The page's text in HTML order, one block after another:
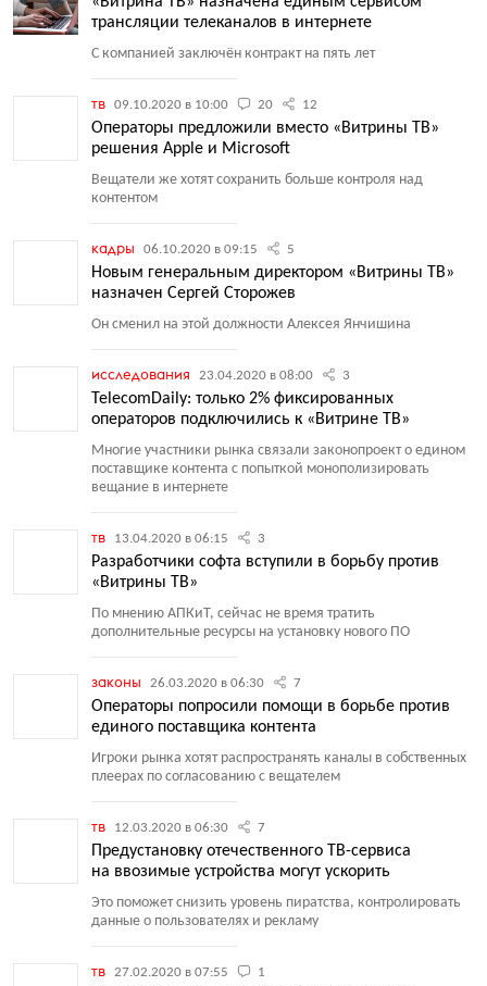
трансляции телеканалов в интернете
С компанией заключён контракт на пять лет
тв 09.10.2020 в 10:00 20 12
Операторы предложили вместо «Витрины ТВ»
решения Apple и Microsoft
Вещатели же хотят сохранить больше контроля над
контентом
кадры 06.10.2020 в 09:15 5
Новым генеральным директором «Витрины ТВ»
назначен Сергей Сторожев
Он сменил на этой должности Алексея Янчишина
исследования 23.04.2020 в 08:00 3
TelecomDaily: только 2% фиксированных
операторов подключились к «Витрине ТВ»
Многие участники рынка связали законопроект о едином
поставщике контента с попыткой монополизировать
вещание в интернете
тв 13.04.2020 в 06:15 3
Разработчики софта вступили в борьбу против
«Витрины ТВ»
По мнению АПКиТ, сейчас не время тратить
дополнительные ресурсы на установку нового ПО
законы 26.03.2020 в 06:30 7
Операторы попросили помощи в борьбе против
единого поставщика контента
Игроки рынка хотят распространять каналы в собственных
плеерах по согласованию с вещателем
тв 12.03.2020 в 06:30 7
Предустановку отечественного ТВ-сервиса
на ввозимые устройства могут ускорить
Это поможет снизить уровень пиратства, контролировать
данные о пользователях и рекламу
тв 27.02.2020 в 07:55 1